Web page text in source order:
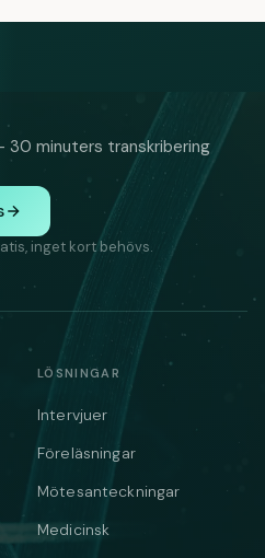
30 minuters transkribering
inget kort behövs.
LÖSNINGAR
Intervjuer
Föreläsningar
Mötesanteckningar
Medicinsk